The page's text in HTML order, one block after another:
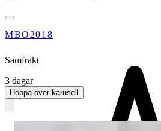
MBO2018
Samfrakt
3 dagar
Hoppa över karusell